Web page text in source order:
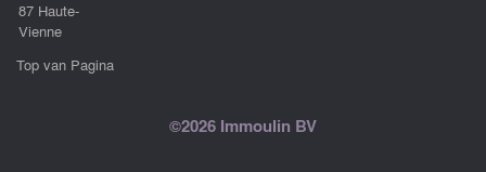
87 Haute-
Vienne
Top van Pagina
©2026 Immoulin BV